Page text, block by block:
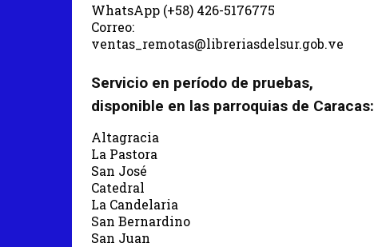
WhatsApp (+58) 426-5176775
Correo:
ventas_remotas@libreriasdelsur.gob.ve
Servicio en período de pruebas,
disponible en las parroquias de Caracas:
Altagracia
La Pastora
San José
Catedral
La Candelaria
San Bernardino
San Juan